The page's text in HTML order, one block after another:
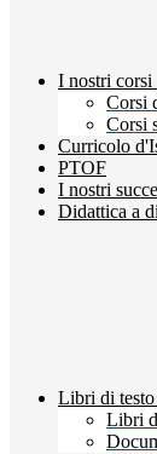
I nostri corsi
Corsi
Corsi
Curricolo
PTOF
I nostri
Didattica a
Libri di
Libri